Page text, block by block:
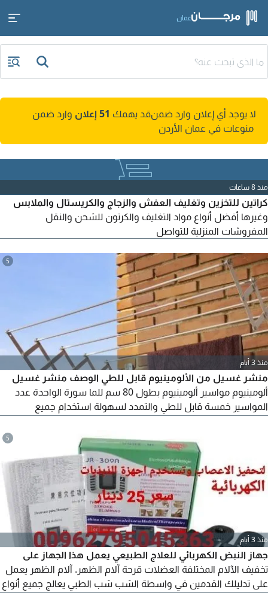
عمان
لا يوجد أي إعلان وارد ضمنقد يهمك 51 إعلان
وارد ضمن
منوعات في عمان الأردن
منذ 8 ساعات
كراتين للتخزين وتغليف العفش والزجاج والكريستال والملابس
وغيرها أفضل أنواع مواد التغليف والكرتون للشحن والنقل
المفروشات المنزلية للتواصل
5
منذ 3 أيام
منشر غسيل من الألومينيوم قابل للطي الوصف منشر غسيل
ألومينيوم مواسير ألومينيوم بطول 80 سم للما سورة الواحدة عدد
المواسير خمسة قابل للطي والتمدد لسهولة استخدام جميع
5
منذ 3 أيام
جهاز النبض الكهربائي للعلاج الطبيعي يعمل هذا الجهاز على
تخفيف الآلام المختلفة العضلات قرحة آلام الظهر. آلام الظهر يعمل
على تدليلك القدمين في واسطة الشب شب الطبي يعالج جميع أنواع